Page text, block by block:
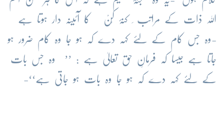
اللہ ذات کے مراتب ِ کنۂ کُنْ کا آئینہ دار ہوتا ہے
-وہ جس کام کے لئے کہہ دے کہ ہو جا وہ کام ضرور ہو
جاتا ہے جیسا کہ فرمانِ حق تعالیٰ ہے : ’’ وہ جس بات
کے لئے کہہ دے کہ ہو جا وہ بات ہو جاتی ہے‘‘-